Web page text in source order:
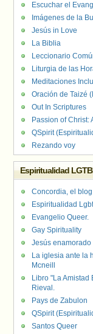
Escuchar el
Imágenes de la
Jesús in Love
La Biblia
Leccionario
Liturgia de las
Meditaciones
Oración de Taizé
Out In Scriptures
Passion of Christ:
QSpirit
Rezando voy
Espiritualidad
Concordia, el
Espiritualidad
Evangelio Queer.
Gay Spirituality
Jesús enamorado
La iglesia ante la
Mcneill
Libro "La Amistad
Rieval.
Pays de Zabulon
QSpirit
Santos Queer